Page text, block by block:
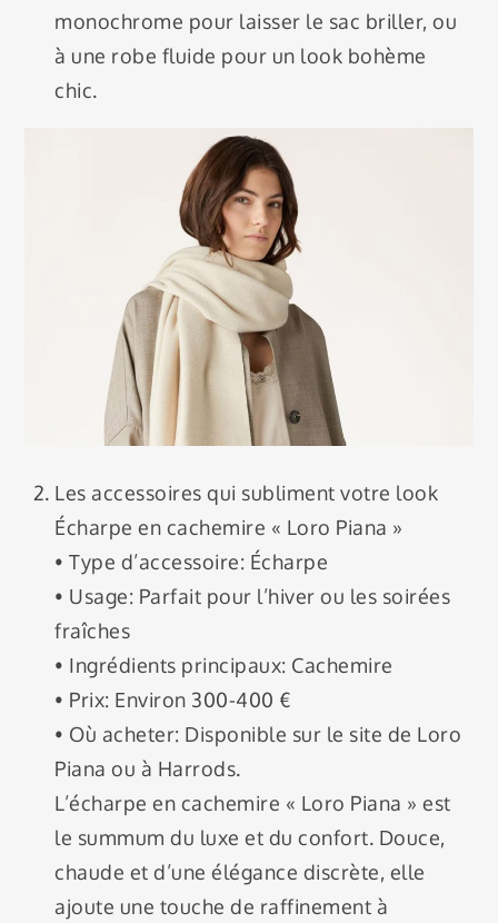
monochrome pour laisser le sac briller, ou
à une robe fluide pour un look bohème
chic.
Les accessoires qui subliment votre look
Écharpe en cachemire « Loro Piana »
• Type d’accessoire: Écharpe
• Usage: Parfait pour l’hiver ou les soirées
fraîches
• Ingrédients principaux: Cachemire
• Prix: Environ 300-400 €
• Où acheter: Disponible sur le site de Loro
Piana ou à Harrods.
L’écharpe en cachemire « Loro Piana » est
le summum du luxe et du confort. Douce,
chaude et d’une élégance discrète, elle
ajoute une touche de raffinement à